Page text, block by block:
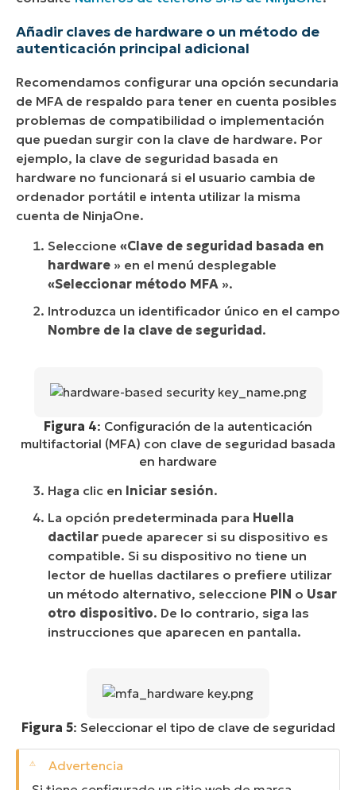
Añadir claves de hardware o un método de
autenticación principal adicional
Recomendamos configurar una opción secundaria
de MFA de respaldo para tener en cuenta posibles
problemas de compatibilidad o implementación
que puedan surgir con la clave de hardware. Por
ejemplo, la clave de seguridad basada en
hardware no funcionará si el usuario cambia de
ordenador portátil e intenta utilizar la misma
cuenta de NinjaOne.
Seleccione «Clave de seguridad basada en
hardware » en el menú desplegable
«Seleccionar método MFA ».
Introduzca un identificador único en el campo
Nombre de la clave de seguridad.
Figura 4: Configuración de la autenticación
multifactorial (MFA) con clave de seguridad basada
en hardware
Haga clic en Iniciar sesión.
La opción predeterminada para Huella
dactilar puede aparecer si su dispositivo es
compatible. Si su dispositivo no tiene un
lector de huellas dactilares o prefiere utilizar
un método alternativo, seleccione PIN o Usar
otro dispositivo. De lo contrario, siga las
instrucciones que aparecen en pantalla.
Figura 5: Seleccionar el tipo de clave de seguridad